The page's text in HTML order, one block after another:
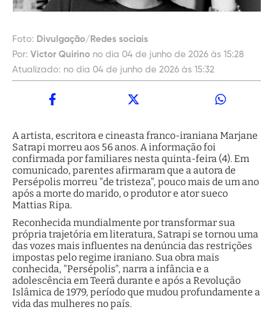
Foto: Divulgação/Redes sociais
Por: Victor Quirino no dia 04 de junho de 2026 às 15:28
Atualizado: no dia 04 de junho de 2026 às 15:32
A artista, escritora e cineasta franco-iraniana Marjane
Satrapi morreu aos 56 anos. A informação foi
confirmada por familiares nesta quinta-feira (4). Em
comunicado, parentes afirmaram que a autora de
Persépolis morreu "de tristeza", pouco mais de um ano
após a morte do marido, o produtor e ator sueco
Mattias Ripa.
Reconhecida mundialmente por transformar sua
própria trajetória em literatura, Satrapi se tornou uma
das vozes mais influentes na denúncia das restrições
impostas pelo regime iraniano. Sua obra mais
conhecida, "Persépolis", narra a infância e a
adolescência em Teerã durante e após a Revolução
Islâmica de 1979, período que mudou profundamente a
vida das mulheres no país.